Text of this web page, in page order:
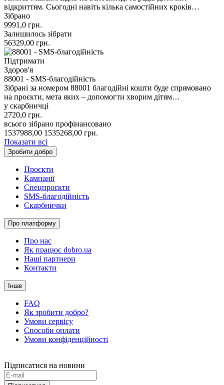
відкриттям. Сьогодні навіть кілька самостійних кроків…
Зібрано
9991,0 грн.
Залишилось зібрати
56329,00 грн.
Підтримати
Здоров'я
88001 - SMS-благодійність
Зібрані за номером 88001 благодійні кошти буде спрямовано
на проєкти, мета яких – допомогти хворим дітям…
у скарбничці
2720,0 грн.
всього зібрано профінансовано
1537988,00 1535268,00 грн.
Показати всі
Зробити добро
Проєкти
Кампанії
Спецпроєкти
SMS-благодійність
Скарбнички
Про платформу
Про нас
Як працює dobro.ua
Наші партнери
Контакти
Інше
FAQ
Як зробити добро?
Умови сервісу
Способи оплати
Умови конфіденційності
Підписатися на новини